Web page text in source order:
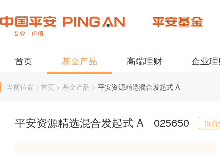
首页 基金产品 高端理财 企业
当前位置：首页 > 基金产品 > 平安资源精选混合发起式 A
平安资源精选混合发起式 A 025650 混合